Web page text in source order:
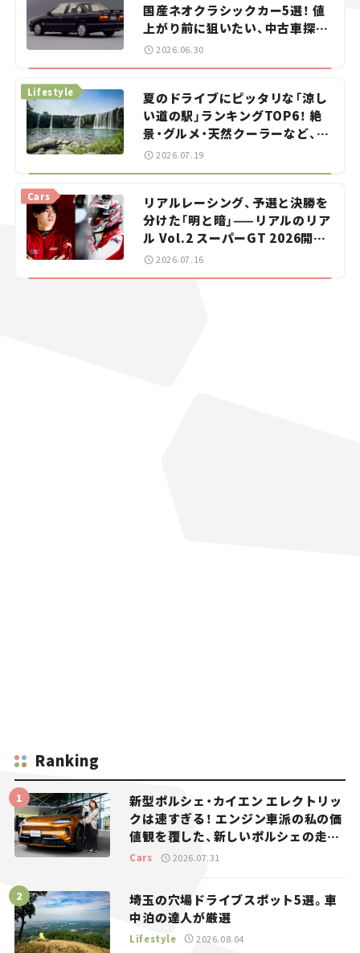
国産ネオクラシックカー5選！ 値
上がり前に狙いたい、中古車探し
をお手伝い――ちょっとイケてるマ
2026.06.30
夏のドライブにピッタリな「涼し
い道の駅」ランキングTOP6！ 絶
景・グルメ・天然クーラーなど、避
暑におすすめのスポットを紹介
Lifestyle
2026.07.19
リアルレーシング、予選と決勝を
分けた「明と暗」——リアルのリア
ル Vol.2 スーパーGT 2026開幕
戦 岡山国際サーキット
Cars
2026.07.16
Ranking
新型ポルシェ・カイエン エレクトリッ
クは速すぎる！ エンジン車派の私の価
値観を覆した、新しいポルシェの走
り。
Cars 2026.07.31
埼玉の穴場ドライブスポット5選。車
中泊の達人が厳選
Lifestyle 2026.08.04